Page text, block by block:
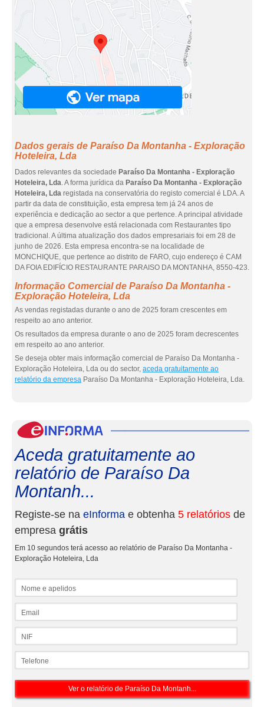
Dados gerais de Paraíso Da Montanha - Exploração
Hoteleira, Lda
Dados relevantes da sociedade Paraíso Da Montanha - Exploração
Hoteleira, Lda. A forma jurídica da Paraíso Da Montanha - Exploração
Hoteleira, Lda registada na conservatória do registo comercial é LDA. A
partir da data de constituição, esta empresa tem já 24 anos de
experiência e dedicação ao sector a que pertence. A principal atividade
que a empresa desenvolve está relacionada com Restaurantes tipo
tradicional. A última atualização dos dados empresariais foi em 28 de
junho de 2026. Esta empresa encontra-se na localidade de
MONCHIQUE, que pertence ao distrito de FARO, cujo endereço é CAM
DA FOIA EDIFÍCIO RESTAURANTE PARAISO DA MONTANHA, 8550-423.
Informação Comercial de Paraíso Da Montanha -
Exploração Hoteleira, Lda
As vendas registadas durante o ano de 2025 foram crescentes em
respeito ao ano anterior.
Os resultados da empresa durante o ano de 2025 foram decrescentes
em respeito ao ano anterior.
Se deseja obter mais informação comercial de Paraíso Da Montanha -
Exploração Hoteleira, Lda ou do sector, aceda gratuitamente ao
relatório da empresa Paraíso Da Montanha - Exploração Hoteleira, Lda.
Aceda gratuitamente ao
relatório de Paraíso Da
Montanh...
Registe-se na eInforma e obtenha 5 relatórios de
empresa grátis
Em 10 segundos terá acesso ao relatório de Paraíso Da Montanha -
Exploração Hoteleira, Lda